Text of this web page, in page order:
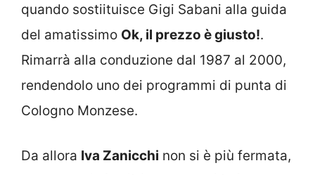
quando sostiituisce Gigi Sabani alla guida
del amatissimo Ok, il prezzo è giusto!.
Rimarrà alla conduzione dal 1987 al 2000,
rendendolo uno dei programmi di punta di
Cologno Monzese.
Da allora Iva Zanicchi non si è più fermata,